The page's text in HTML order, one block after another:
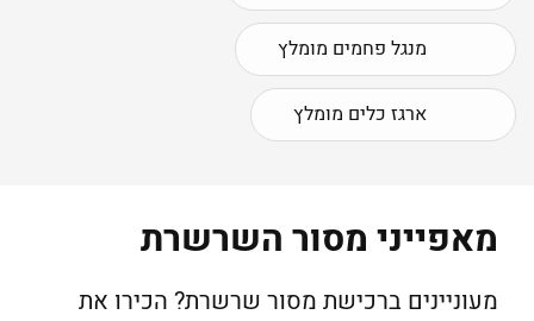
מנגל פחמים מומלץ
ארגז כלים מומלץ
מאפייני מסור השרשרת
מעוניינים ברכישת מסור שרשרת? הכירו את